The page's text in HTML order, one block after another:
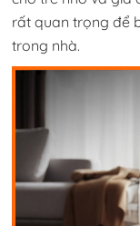
rất quan trọng để
trong nhà.